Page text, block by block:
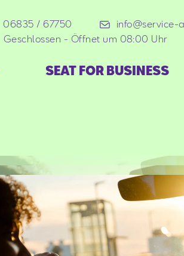
06835 / 67750 info@service-
Geschlossen - Öffnet um 08:00 Uhr
SEAT FOR BUSINESS